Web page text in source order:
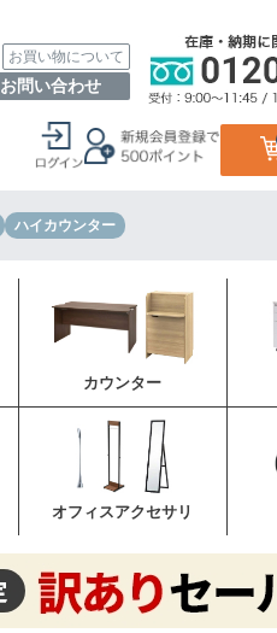
お買い物について
お問い合わせ
ハイカウンター
カウンター
オフィスアクセサリ